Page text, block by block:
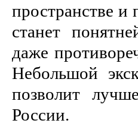
пространстве
станет
даже
Небольшой
позволит
России.